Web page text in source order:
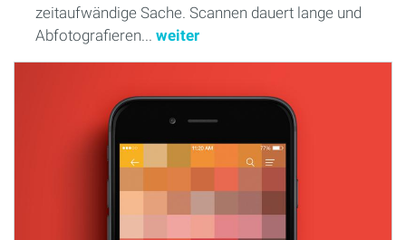
zeitaufwändige Sache. Scannen dauert lange und
Abfotografieren... weiter